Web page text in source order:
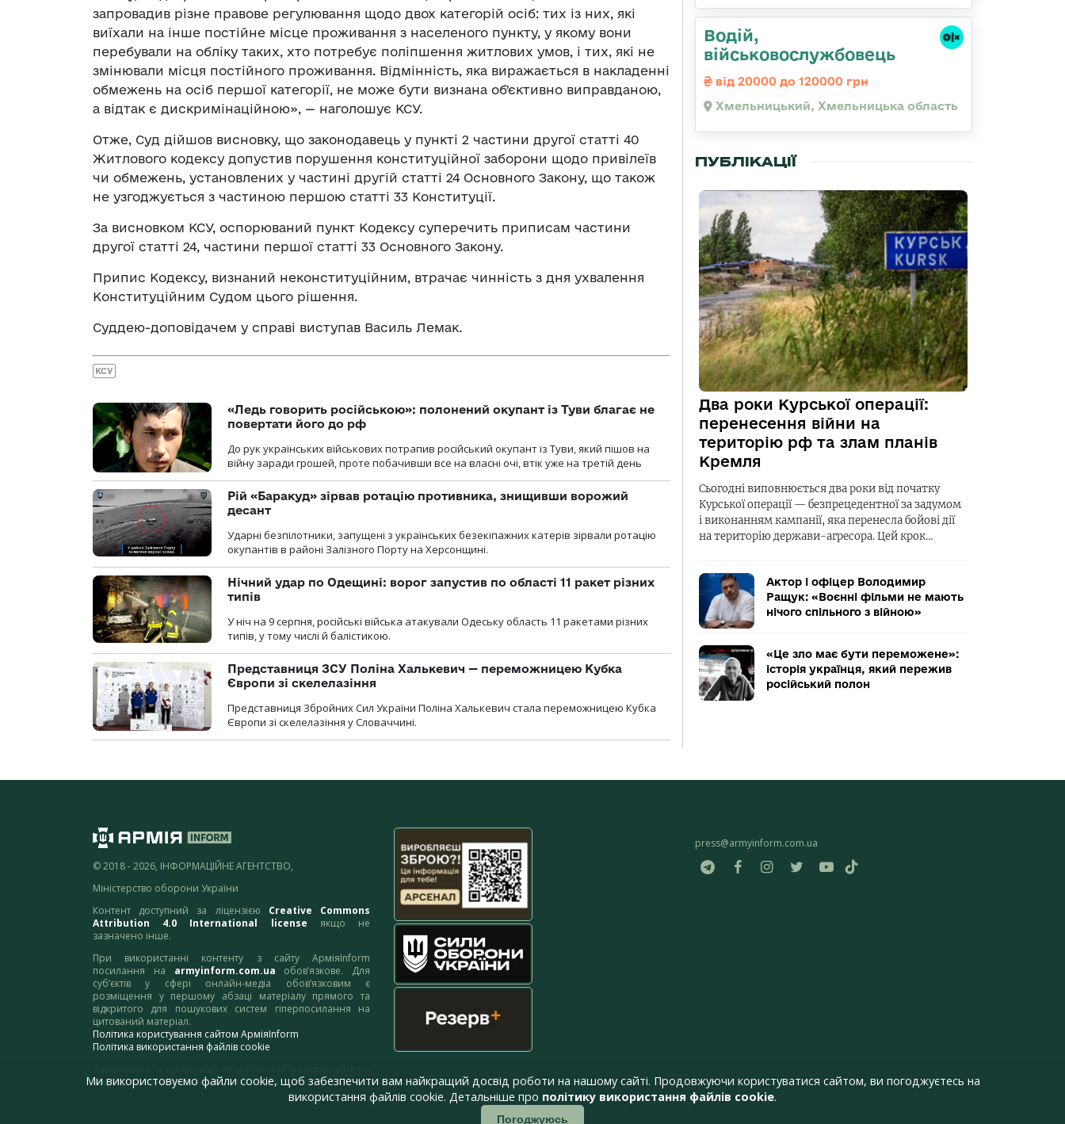
запровадив різне правове регулювання щодо двох категорій осіб: тих із них, які
виїхали на інше постійне місце проживання з населеного пункту, у якому вони
перебували на обліку таких, хто потребує поліпшення житлових умов, і тих, які не
змінювали місця постійного проживання. Відмінність, яка виражається в накладенні
обмежень на осіб першої категорії, не може бути визнана обʼєктивно виправданою,
а відтак є дискримінаційною», — наголошує КСУ.
Отже, Суд дійшов висновку, що законодавець у пункті 2 частини другої статті 40
Житлового кодексу допустив порушення конституційної заборони щодо привілеїв
чи обмежень, установлених у частині другій статті 24 Основного Закону, що також
не узгоджується з частиною першою статті 33 Конституції.
За висновком КСУ, оспорюваний пункт Кодексу суперечить приписам частини
другої статті 24, частини першої статті 33 Основного Закону.
Припис Кодексу, визнаний неконституційним, втрачає чинність з дня ухвалення
Конституційним Судом цього рішення.
Суддею-доповідачем у справі виступав Василь Лемак.
КСУ
«Ледь говорить російською»: полонений окупант із Туви благає не
повертати його до рф
До рук українських військових потрапив російський окупант із Туви, який пішов на
війну заради грошей, проте побачивши все на власні очі, втік уже на третій день
Рій «Баракуд» зірвав ротацію противника, знищивши ворожий
десант
Ударні безпілотники, запущені з українських безекіпажних катерів зірвали ротацію
окупантів в районі Залізного Порту на Херсонщині.
Нічний удар по Одещині: ворог запустив по області 11 ракет різних
типів
У ніч на 9 серпня, російські війська атакували Одеську область 11 ракетами різних
типів, у тому числі й балістикою.
Представниця ЗСУ Поліна Халькевич — переможницею Кубка
Європи зі скелелазіння
Представниця Збройних Сил України Поліна Халькевич стала переможницею Кубка
Європи зі скелелазіння у Словаччині.
Водій,
військовослужбовець
від 20000 до 120000 грн
Хмельницький, Хмельницька область
ПУБЛІКАЦІЇ
Два роки Курської операції:
перенесення війни на
територію рф та злам планів
Кремля
Сьогодні виповнюється два роки від початку
Курської операції — безпрецедентної за задумом
і виконанням кампанії, яка перенесла бойові дії
на територію держави-агресора. Цей крок…
Актор і офіцер Володимир
Ращук: «Воєнні фільми не мають
нічого спільного з війною»
«Це зло має бути переможене»:
історія українця, який пережив
російський полон
© 2018 - 2026, ІНФОРМАЦІЙНЕ АГЕНТСТВО,
Міністерство оборони України
Контент доступний за ліцензією Creative Commons
Attribution 4.0 International license якщо не
зазначено інше.
При використанні контенту з сайту АрміяInform
посилання на armyinform.com.ua обов’язкове. Для
суб’єктів у сфері онлайн-медіа обов’язковим є
розміщення у першому абзаці матеріалу прямого та
відкритого для пошукових систем гіперпосилання на
цитований матеріал.
Політика користування сайтом АрміяInform
Політика використання файлів cookie
адресу:webmaster@armyinform.com.ua
press@armyinform.com.ua
Ми використовуємо файли cookie, щоб забезпечити вам найкращий досвід роботи на нашому сайті. Продовжуючи користуватися сайтом, ви погоджуєтесь на
використання файлів cookie. Детальніше про політику використання файлів cookie.
Погоджуюсь